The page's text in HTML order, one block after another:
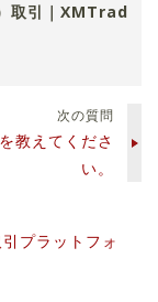
取引｜XMTrad
プラットフォ
次の質問
教えてくださ
い。